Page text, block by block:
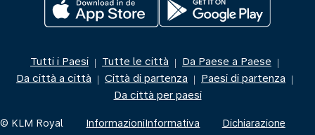
Tutti i Paesi | Tutte le città | Da Paese a Paese |
Da città a città | Città di partenza | Paesi di partenza |
Da città per paesi
© KLM Royal
InformazioniInformativa
Dichiarazione